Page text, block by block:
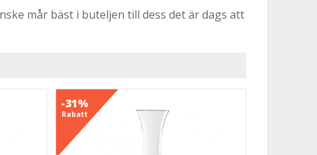
mår bäst i buteljen till dess det är dags att
-31%
Rabatt